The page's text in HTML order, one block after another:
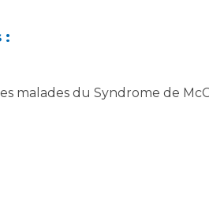
:
malades du Syndrome de